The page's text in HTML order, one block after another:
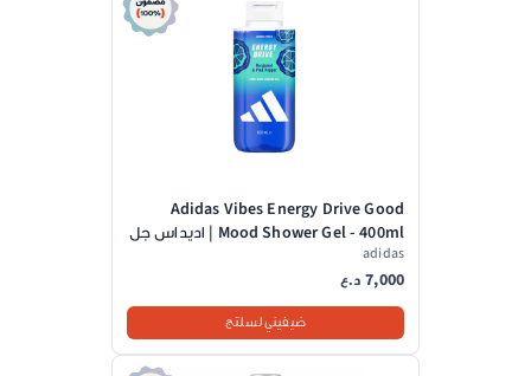
Adidas Vibes Energy Drive Good
Mood Shower Gel - 400ml | اديداس جل
استحمام - 400مل
adidas
7,000 د.ع
ضيفيني لسلتج